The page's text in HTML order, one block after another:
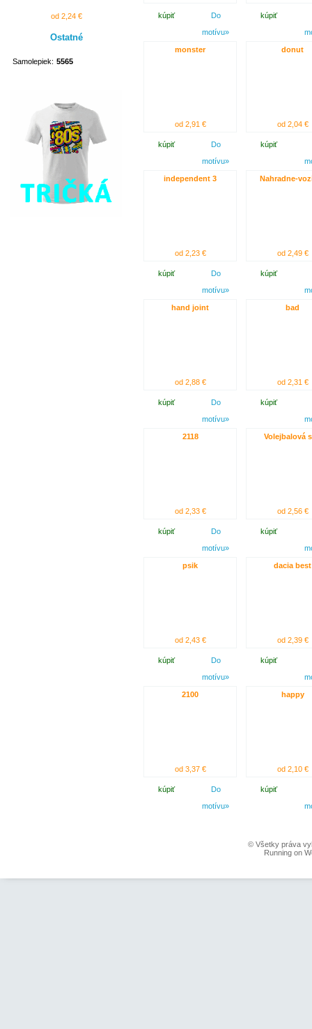
od 2,24 €
Ostatné
Samolepiek: 5565
kúpiť
Do
motívu»
kúpiť
monster
od 2,91 €
kúpiť
Do
motívu»
donut
od 2,04 €
kúpiť
independent 3
od 2,23 €
kúpiť
Do
motívu»
Nahradne-
od 2,49 €
kúpiť
hand joint
od 2,88 €
kúpiť
Do
motívu»
bad
od 2,31 €
kúpiť
2118
od 2,33 €
kúpiť
Do
motívu»
Volejbalová
od 2,56 €
kúpiť
psik
od 2,43 €
kúpiť
Do
motívu»
dacia best
od 2,39 €
kúpiť
2100
od 3,37 €
kúpiť
Do
motívu»
happy
od 2,10 €
kúpiť
© Všetky práva
Running on